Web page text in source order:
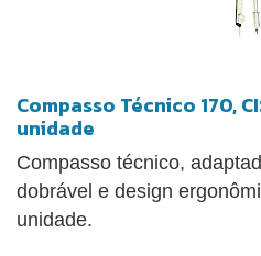
Compasso Técnico 170,
unidade
Compasso técnico,
dobrável e design
unidade.